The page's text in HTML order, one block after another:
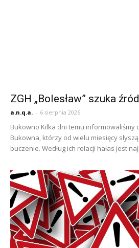
ZGH „Bolesław” szuka
a.n.q.a. - 6 sierpnia 2026
Bukowno Kilka dni temu informowaliśmy
Bukowna, którzy od wielu miesięcy
buczenie. Według ich relacji hałas jest